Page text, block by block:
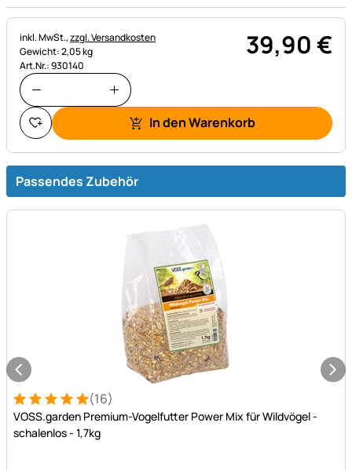
Steuerhinweis:
inkl. MwSt.,zzgl. Versandkosten
Gewicht: 2,05 kg
Art.Nr.: 930140
39,90€
In den Warenkorb
Passendes Zubehör
Bewertung: 5 von 5 (16 Bewertungen)
16 Bewertungen
(16)
VOSS.garden Premium-Vogelfutter Power Mix für Wildvögel -
schalenlos - 1,7kg